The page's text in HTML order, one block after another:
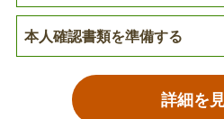
故人の国民健康保険資格確
は、国民健康保険資格確認書
等の返納が必要となります。
その他
本人確認書類を準備する
詳細を